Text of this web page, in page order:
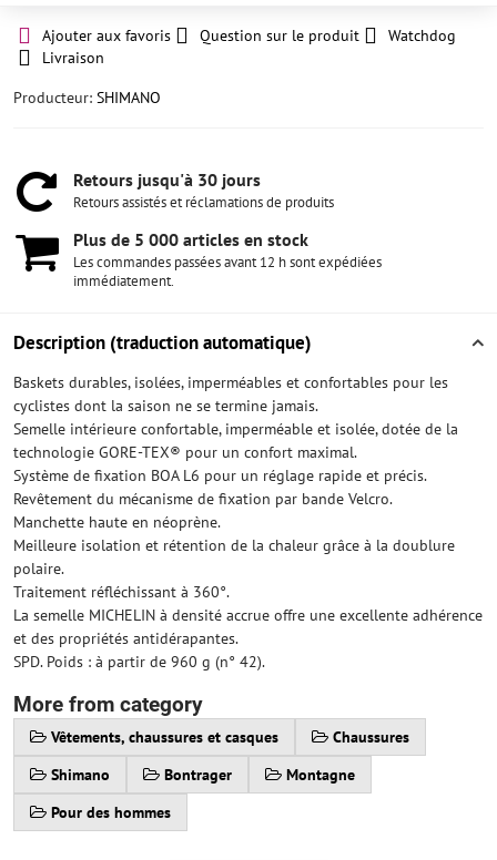
Ajouter aux favoris Question sur le produit
Watchdog
Livraison
Producteur: SHIMANO
Retours jusqu'à 30 jours
Retours assistés et réclamations de produits
Plus de 5 000 articles en stock
Les commandes passées avant 12 h sont expédiées
immédiatement.
Description (traduction automatique)
Baskets durables, isolées, imperméables et confortables pour les
cyclistes dont la saison ne se termine jamais.
Semelle intérieure confortable, imperméable et isolée, dotée de la
technologie GORE-TEX® pour un confort maximal.
Système de fixation BOA L6 pour un réglage rapide et précis.
Revêtement du mécanisme de fixation par bande Velcro.
Manchette haute en néoprène.
Meilleure isolation et rétention de la chaleur grâce à la doublure
polaire.
Traitement réfléchissant à 360°.
La semelle MICHELIN à densité accrue offre une excellente adhérence
et des propriétés antidérapantes.
SPD. Poids : à partir de 960 g (n° 42).
More from category
Vêtements, chaussures et casques
Chaussures
Shimano
Bontrager
Montagne
Pour des hommes